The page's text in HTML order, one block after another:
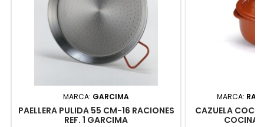
MARCA: GARCIMA
PAELLERA PULIDA 55 CM-16 RACIONES
REF. 1 GARCIMA
MARCA:
CAZUELA COC
COCINA